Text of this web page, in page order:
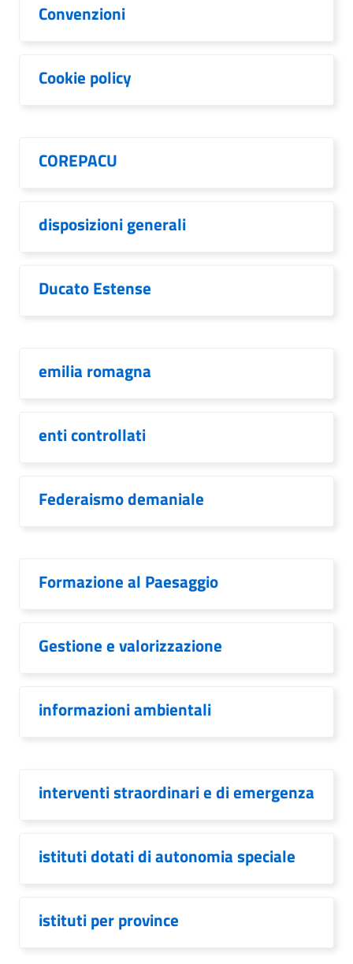
Convenzioni
Cookie policy
COREPACU
disposizioni generali
Ducato Estense
emilia romagna
enti controllati
Federaismo demaniale
Formazione al Paesaggio
Gestione e valorizzazione
informazioni ambientali
interventi straordinari e di emergenza
istituti dotati di autonomia speciale
istituti per province